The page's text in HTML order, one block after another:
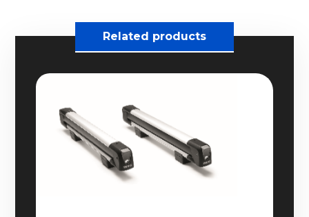
Related products